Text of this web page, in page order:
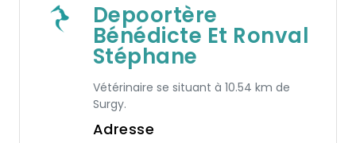
Depoortère
Bénédicte Et Ronval
Stéphane
Vétérinaire se situant à 10.54 km de
Surgy.
Adresse